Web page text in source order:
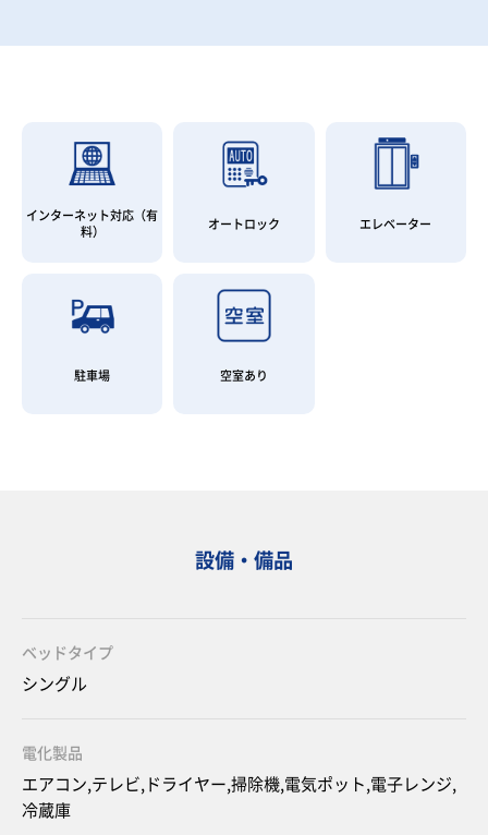
インターネット対応（有
料）
オートロック エレベーター
駐車場 空室あり
設備・備品
ベッドタイプ
シングル
電化製品
エアコン,テレビ,ドライヤー,掃除機,電気ポット,電子レンジ,
冷蔵庫